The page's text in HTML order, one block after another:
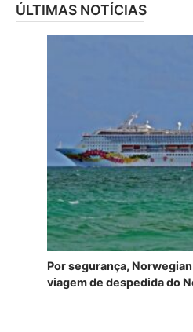
ÚLTIMAS NOTÍCIAS
Por segurança,
viagem de despedida do